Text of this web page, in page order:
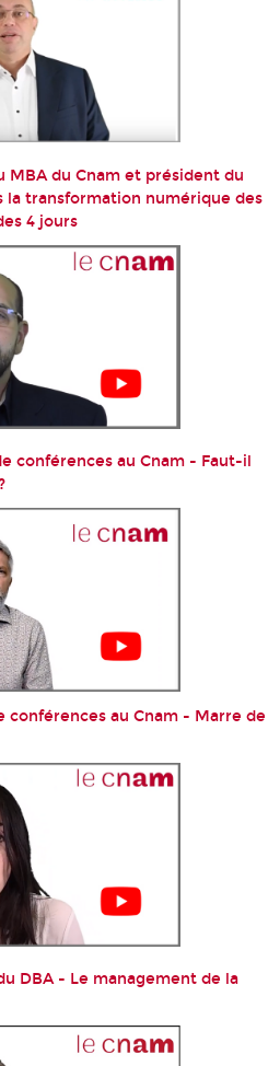
MBA du Cnam et président du
la transformation numérique des
4 jours
conférences au Cnam - Faut-il
conférences au Cnam - Marre de
DBA - Le management de la